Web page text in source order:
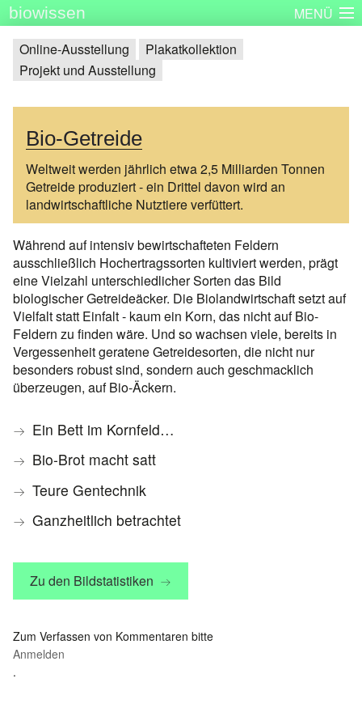
biowissen MENÜ
Startseite Skizzenbücher Plakatserie
Über biowissen Aktuell Partner
Online-Ausstellung
Plakatkollektion
Projekt und Ausstellung
Bio-Getreide
Weltweit werden jährlich etwa 2,5 Milliarden Tonnen
Getreide produziert - ein Drittel davon wird an
landwirtschaftliche Nutztiere verfüttert.
Während auf intensiv bewirtschafteten Feldern
ausschließlich Hochertragssorten kultiviert werden, prägt
eine Vielzahl unterschiedlicher Sorten das Bild
biologischer Getreideäcker. Die Biolandwirtschaft setzt auf
Vielfalt statt Einfalt - kaum ein Korn, das nicht auf Bio-
Feldern zu finden wäre. Und so wachsen viele, bereits in
Vergessenheit geratene Getreidesorten, die nicht nur
besonders robust sind, sondern auch geschmacklich
überzeugen, auf Bio-Äckern.
Ein Bett im Kornfeld…
Bio-Brot macht satt
Teure Gentechnik
Ganzheitlich betrachtet
Zu den Bildstatistiken
Zum Verfassen von Kommentaren bitte
Anmelden
.